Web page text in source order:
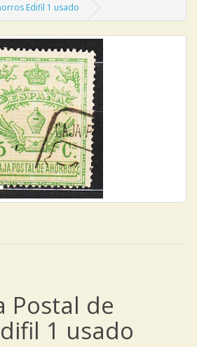
Edifil 1 usado
Postal de
1 usado